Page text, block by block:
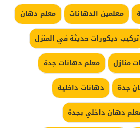
معلمين الدهانات
معلم دهان
تركيب ديكورات حديثة في المنزل
منازل
معلم دهانات جدة
جدة
دهانات داخلية
دهان داخلي بجدة